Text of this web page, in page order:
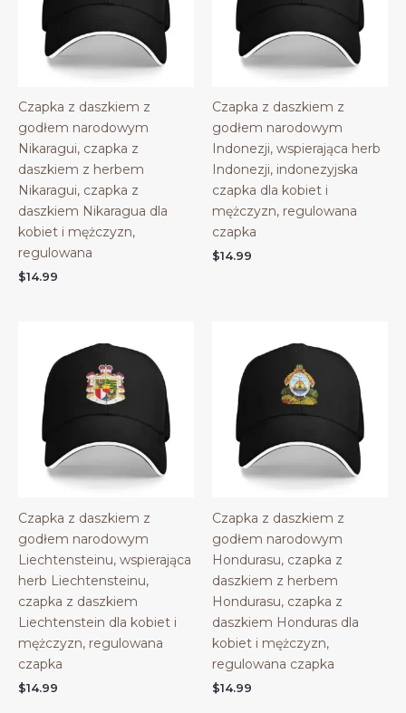
Czapka z daszkiem z
godłem narodowym
Nikaragui, czapka z
daszkiem z herbem
Nikaragui, czapka z
daszkiem Nikaragua dla
kobiet i mężczyzn,
regulowana
$14.99
Czapka z daszkiem z
godłem narodowym
Indonezji, wspierająca herb
Indonezji, indonezyjska
czapka dla kobiet i
mężczyzn, regulowana
czapka
$14.99
Czapka z daszkiem z
godłem narodowym
Liechtensteinu, wspierająca
herb Liechtensteinu,
czapka z daszkiem
Liechtenstein dla kobiet i
mężczyzn, regulowana
czapka
$14.99
Czapka z daszkiem z
godłem narodowym
Hondurasu, czapka z
daszkiem z herbem
Hondurasu, czapka z
daszkiem Honduras dla
kobiet i mężczyzn,
regulowana czapka
$14.99